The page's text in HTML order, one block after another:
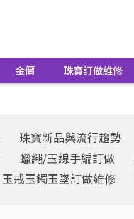
金價 珠寶訂做維修
珠寶新品與流行趨勢
蠟繩/玉線手編訂做
玉戒玉鐲玉墜訂做維修